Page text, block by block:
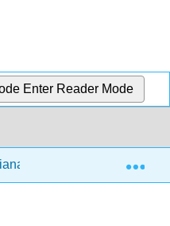
Enter Reader Mode
16.5: